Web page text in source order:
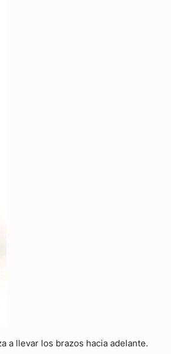
a llevar los brazos hacia adelante.